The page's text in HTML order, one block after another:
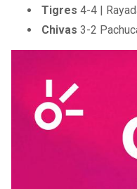
Tigres4-4 |
Chivas3-2